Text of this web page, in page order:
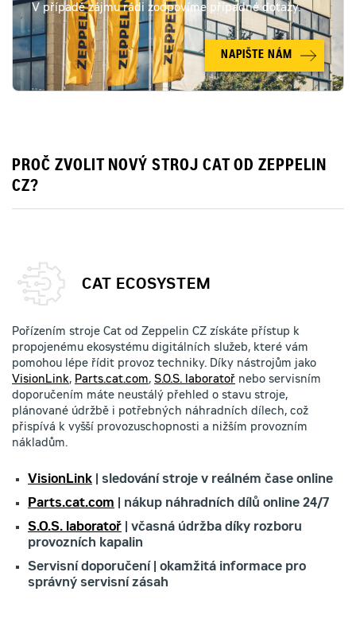
V případě zájmu rádi zodpovíme případné dotazy.
NAPIŠTE NÁM
PROČ ZVOLIT NOVÝ STROJ CAT OD ZEPPELIN
CZ?
CAT ECOSYSTEM
Pořízením stroje Cat od Zeppelin CZ získáte přístup k
propojenému ekosystému digitálních služeb, které vám
pomohou lépe řídit provoz techniky. Díky nástrojům jako
VisionLink, Parts.cat.com, S.O.S. laboratoř nebo servisním
doporučením máte neustálý přehled o stavu stroje,
plánované údržbě i potřebných náhradních dílech, což
přispívá k vyšší provozuschopnosti a nižším provozním
nákladům.
VisionLink | sledování stroje v reálném čase online
Parts.cat.com | nákup náhradních dílů online 24/7
S.O.S. laboratoř | včasná údržba díky rozboru
provozních kapalin
Servisní doporučení | okamžitá informace pro
správný servisní zásah